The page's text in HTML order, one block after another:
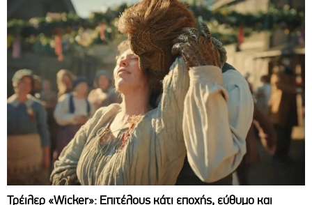
Τρέιλερ «Wicker»: Επιτέλους κάτι εποχής, εύθυμο και